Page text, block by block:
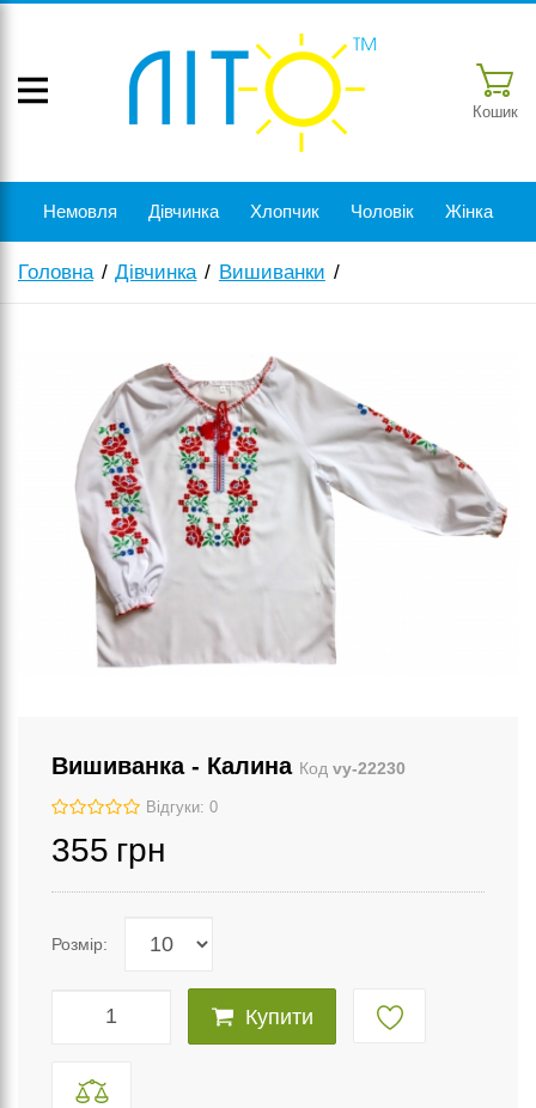
Кошик
Немовля Дівчинка Хлопчик Чоловік Жінка
Головна Дівчинка Вишиванки
Вишиванка - Калина Код vy-22230
Відгуки: 0
355 грн
Розмір:
Купити